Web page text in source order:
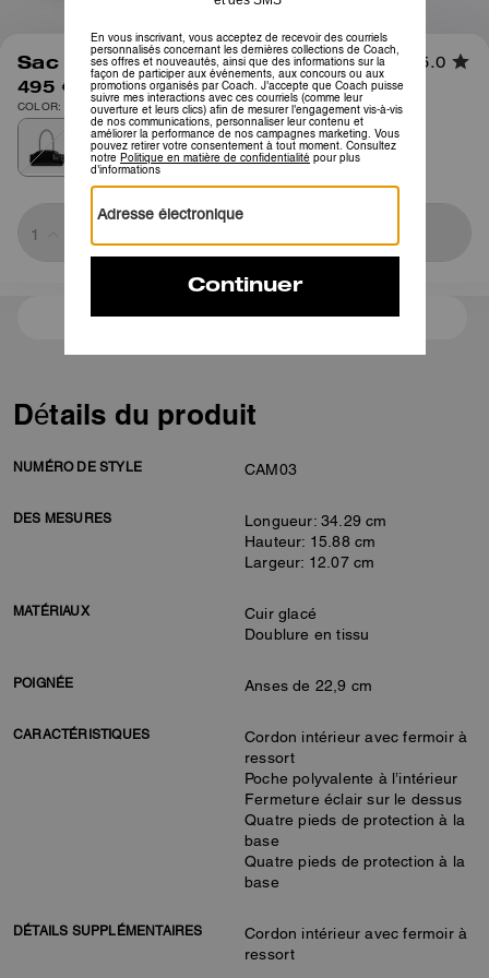
1/9
Sac Cabas Empire 34 5.0
495 €
COLOR: Laiton/Noir
3 paiements de 165,00 € à 0 % d'intérêt avec
Détails du produit
NUMÉRO DE STYLE CAM03
DES MESURES
Longueur: 34.29 cm
Hauteur: 15.88 cm
Largeur: 12.07 cm
MATÉRIAUX
Cuir glacé
Doublure en tissu
POIGNÉE Anses de 22,9 cm
CARACTÉRISTIQUES
Cordon intérieur avec fermoir à
ressort
Poche polyvalente à l’intérieur
Fermeture éclair sur le dessus
Quatre pieds de protection à la
base
Quatre pieds de protection à la
base
DÉTAILS SUPPLÉMENTAIRES
Cordon intérieur avec fermoir à
ressort